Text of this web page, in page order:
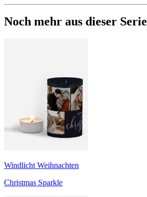
Noch mehr aus dieser Serie
Windlicht Weihnachten
Christmas Sparkle